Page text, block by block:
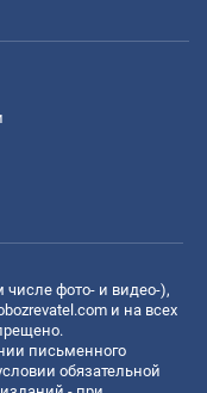
фото- и видео-),
и на всех
письменного
обязательной